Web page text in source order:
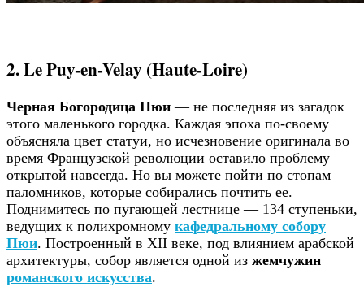
2. Le Puy-en-Velay (Haute-Loire)
Черная Богородица Пюи — не последняя из загадок
этого маленького городка. Каждая эпоха по-своему
объясняла цвет статуи, но исчезновение оригинала во
время Французской революции оставило проблему
открытой навсегда. Но вы можете пойти по стопам
паломников, которые собирались почтить ее.
Поднимитесь по пугающей лестнице — 134 ступеньки,
ведущих к полихромному кафедральному собору
Пюи. Построенный в XII веке, под влиянием арабской
архитектуры, собор является одной из жемчужин
романского искусства.